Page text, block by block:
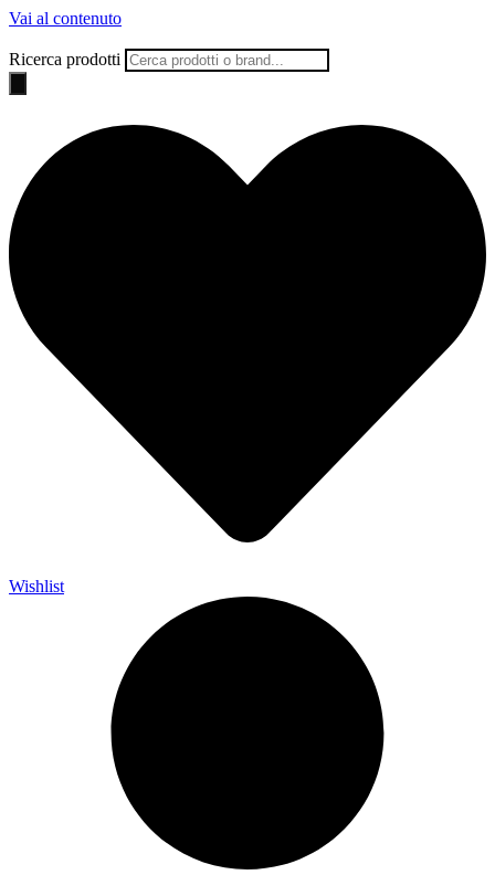
Vai al contenuto
Ricerca prodotti
Wishlist